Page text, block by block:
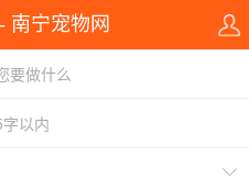
南宁宠物网